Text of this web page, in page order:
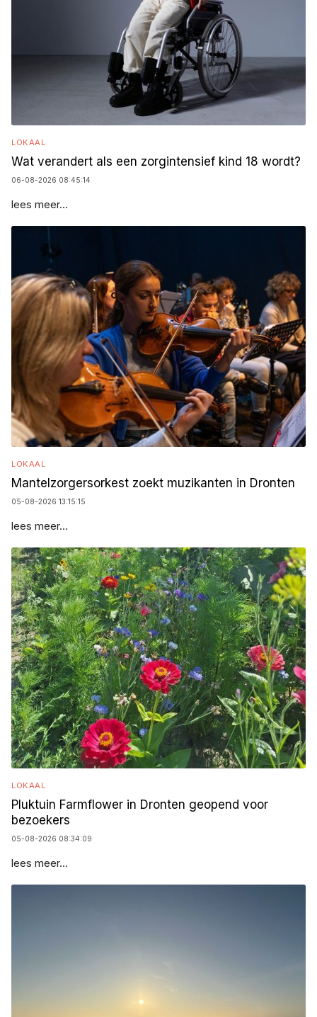
LOKAAL
Wat verandert als een zorgintensief kind 18 wordt?
06-08-2026 08:45:14
lees meer...
LOKAAL
Mantelzorgersorkest zoekt muzikanten in Dronten
05-08-2026 13:15:15
lees meer...
LOKAAL
Pluktuin Farmflower in Dronten geopend voor
bezoekers
05-08-2026 08:34:09
lees meer...